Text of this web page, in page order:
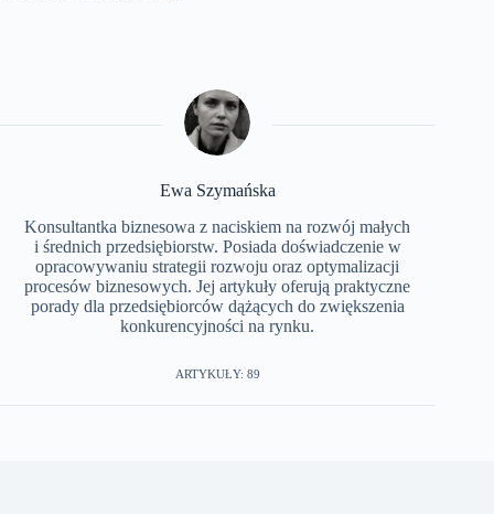
Ewa Szymańska
Konsultantka biznesowa z naciskiem na rozwój małych
i średnich przedsiębiorstw. Posiada doświadczenie w
opracowywaniu strategii rozwoju oraz optymalizacji
procesów biznesowych. Jej artykuły oferują praktyczne
porady dla przedsiębiorców dążących do zwiększenia
konkurencyjności na rynku.
ARTYKUŁY: 89